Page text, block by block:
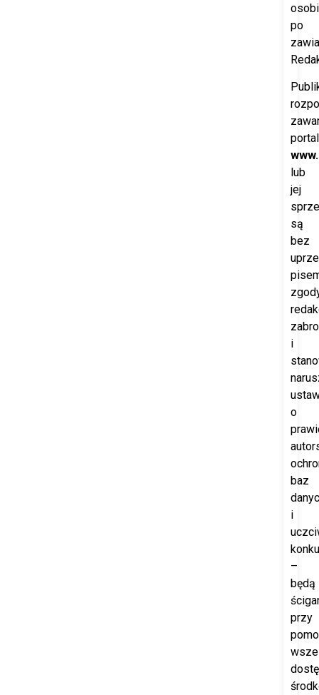
po
lub
jej
są
bez
i
o
baz
i
–
będą
przy